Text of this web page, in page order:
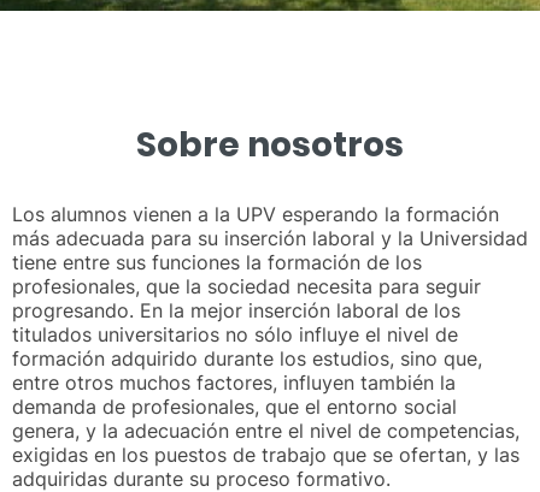
Sobre nosotros
Los alumnos vienen a la UPV esperando la formación
más adecuada para su inserción laboral y la Universidad
tiene entre sus funciones la formación de los
profesionales, que la sociedad necesita para seguir
progresando. En la mejor inserción laboral de los
titulados universitarios no sólo influye el nivel de
formación adquirido durante los estudios, sino que,
entre otros muchos factores, influyen también la
demanda de profesionales, que el entorno social
genera, y la adecuación entre el nivel de competencias,
exigidas en los puestos de trabajo que se ofertan, y las
adquiridas durante su proceso formativo.